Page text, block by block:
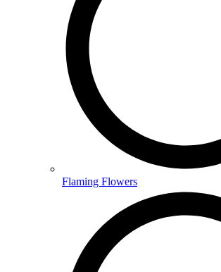
Flaming Flowers